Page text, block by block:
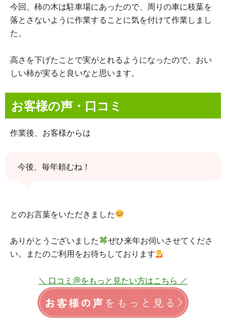
今回、柿の木は駐車場にあったので、周りの車に枝葉を
落とさないように作業することに気を付けて作業しまし
た。
高さを下げたことで実がとれるようになったので、おい
しい柿が実ると良いなと思います。
お客様の声・口コミ
作業後、お客様からは
今後、毎年頼むね！
とのお言葉をいただきました
ありがとうございました
ぜひ来年お伺いさせてくださ
い。またのご利用をお待ちしております
＼ 口コミ💭をもっと見たい方はこちら ／